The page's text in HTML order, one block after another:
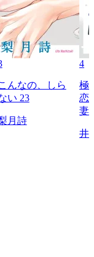
んなの、しら
い 23
月詩
4
極
恋
妻
井